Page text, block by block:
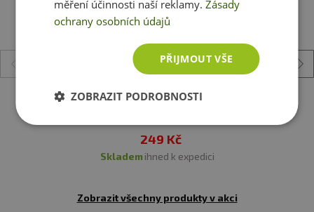
růžová (viz obrázek)
Amix Barel na pití 2,2 l
249 Kč
skladem ihned k expedici
Zobrazit všechny produkty v akci
měření účinnosti naší reklamy.Zásady
ochrany osobních údajů
PŘIJMOUT VŠE
ZOBRAZIT PODROBNOSTI